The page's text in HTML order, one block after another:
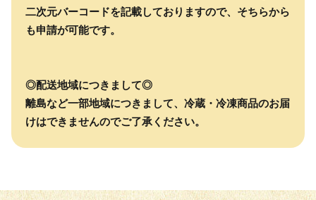
二次元バーコードを記載しておりますので、そちらから
も申請が可能です。
◎配送地域につきまして◎
離島など一部地域につきまして、冷蔵・冷凍商品のお届
けはできませんのでご了承ください。